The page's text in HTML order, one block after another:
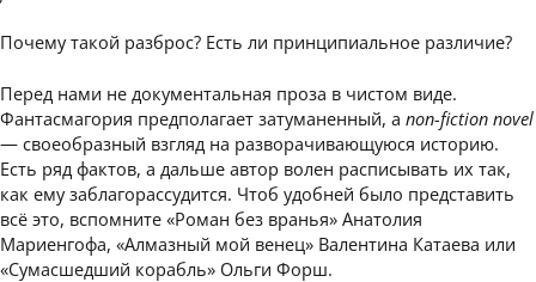
Почему такой разброс? Есть ли принципиальное различие?
Перед нами не документальная проза в чистом виде.
Фантасмагория предполагает затуманенный, а non-fiction novel
— своеобразный взгляд на разворачивающуюся историю.
Есть ряд фактов, а дальше автор волен расписывать их так,
как ему заблагорассудится. Чтоб удобней было представить
всё это, вспомните «Роман без вранья» Анатолия
Мариенгофа, «Алмазный мой венец» Валентина Катаева или
«Сумасшедший корабль» Ольги Форш.